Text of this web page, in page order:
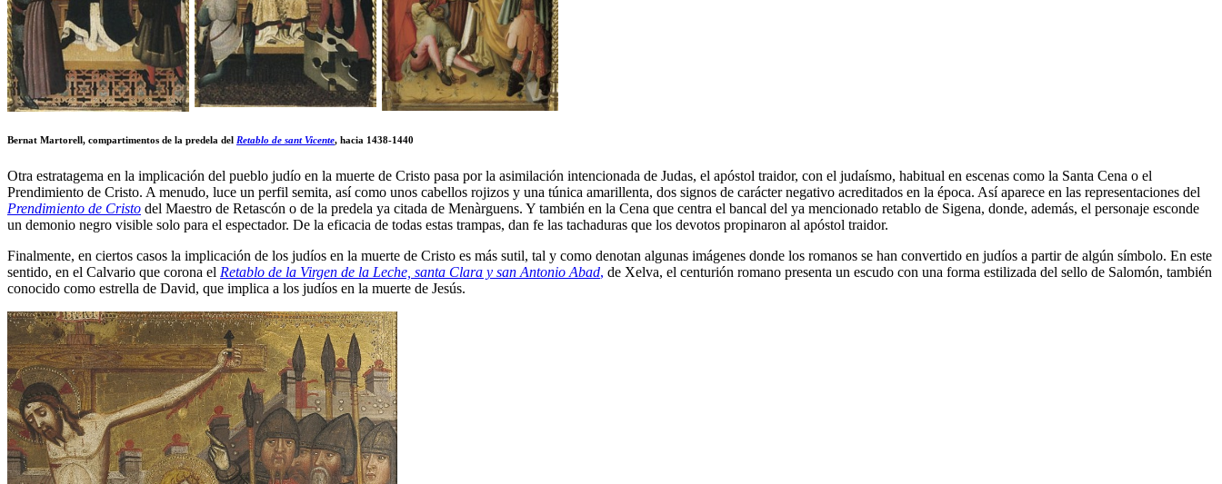
Bernat Martorell, compartimentos de la predela del Retablo de sant Vicente, hacia 1438-1440
Otra estratagema en la implicación del pueblo judío en la muerte de Cristo pasa por la asimilación intencionada de Judas, el apóstol traidor, con el judaísmo, habitual en escenas como la Santa Cena o el
Prendimiento de Cristo. A menudo, luce un perfil semita, así como unos cabellos rojizos y una túnica amarillenta, dos signos de carácter negativo acreditados en la época. Así aparece en las representaciones del
Prendimiento de Cristo del Maestro de Retascón o de la predela ya citada de Menàrguens. Y también en la Cena que centra el bancal del ya mencionado retablo de Sigena, donde, además, el personaje esconde
un demonio negro visible solo para el espectador. De la eficacia de todas estas trampas, dan fe las tachaduras que los devotos propinaron al apóstol traidor.
Finalmente, en ciertos casos la implicación de los judíos en la muerte de Cristo es más sutil, tal y como denotan algunas imágenes donde los romanos se han convertido en judíos a partir de algún símbolo. En este
sentido, en el Calvario que corona el Retablo de la Virgen de la Leche, santa Clara y san Antonio Abad, de Xelva, el centurión romano presenta un escudo con una forma estilizada del sello de Salomón, también
conocido como estrella de David, que implica a los judíos en la muerte de Jesús.